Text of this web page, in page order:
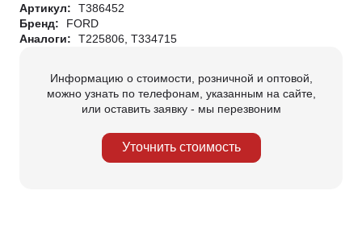
Артикул:
T386452
Бренд:
FORD
Аналоги:
T225806, T334715
Информацию о стоимости, розничной и оптовой,
можно узнать по телефонам, указанным на сайте,
или оставить заявку - мы перезвоним
Уточнить стоимость